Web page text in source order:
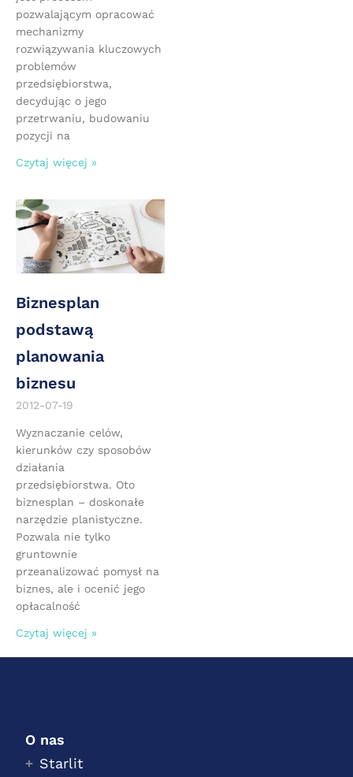
pozwalającym opracować
mechanizmy
rozwiązywania kluczowych
problemów
przedsiębiorstwa,
decydując o jego
przetrwaniu, budowaniu
pozycji na
Czytaj więcej »
Biznesplan
podstawą
planowania
biznesu
2012-07-19
Wyznaczanie celów,
kierunków czy sposobów
działania
przedsiębiorstwa. Oto
biznesplan – doskonałe
narzędzie planistyczne.
Pozwala nie tylko
gruntownie
przeanalizować pomysł na
biznes, ale i ocenić jego
opłacalność
Czytaj więcej »
O nas
Starlit